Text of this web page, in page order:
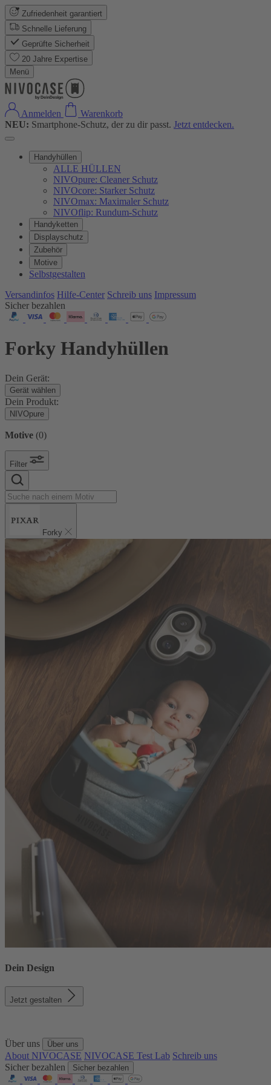
Zufriedenheit garantiert
Schnelle Lieferung
Geprüfte Sicherheit
20 Jahre Expertise
Menü
Anmelden
Warenkorb
NEU: Smartphone-Schutz, der zu dir passt. Jetzt entdecken.
Handyhüllen
ALLE HÜLLEN
NIVOpure: Cleaner Schutz
NIVOcore: Starker Schutz
NIVOmax: Maximaler Schutz
NIVOflip: Rundum-Schutz
Handyketten
Displayschutz
Zubehör
Motive
Selbstgestalten
Versandinfos Hilfe-Center Schreib uns Impressum
Sicher bezahlen
Forky Handyhüllen
Dein Gerät:
Gerät wählen
Dein Produkt:
NIVOpure
Motive (0)
Filter
Forky
Dein Design
Jetzt gestalten
Über uns Über uns
About NIVOCASE NIVOCASE Test Lab Schreib uns
Sicher bezahlen
Sicher bezahlen